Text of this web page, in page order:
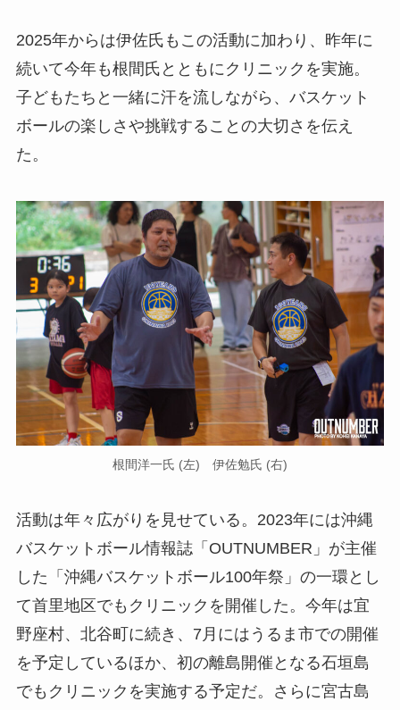
2025年からは伊佐氏もこの活動に加わり、昨年に
続いて今年も根間氏とともにクリニックを実施。
子どもたちと一緒に汗を流しながら、バスケット
ボールの楽しさや挑戦することの大切さを伝え
た。
根間洋一氏 (左) 伊佐勉氏 (右)
活動は年々広がりを見せている。2023年には沖縄
バスケットボール情報誌「OUTNUMBER」が主催
した「沖縄バスケットボール100年祭」の一環とし
て首里地区でもクリニックを開催した。今年は宜
野座村、北谷町に続き、7月にはうるま市での開催
を予定しているほか、初の離島開催となる石垣島
でもクリニックを実施する予定だ。さらに宮古島